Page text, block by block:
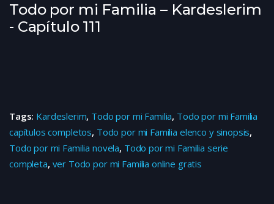
Todo por mi Familia – Kardeslerim
- Capítulo 111
Tags: Kardeslerim, Todo por mi Familia, Todo por mi Familia
capítulos completos, Todo por mi Familia elenco y sinopsis,
Todo por mi Familia novela, Todo por mi Familia serie
completa, ver Todo por mi Familia online gratis